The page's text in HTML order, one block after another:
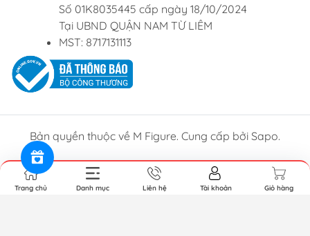
Số 01K8035445 cấp ngày 18/10/2024
Tại UBND QUẬN NAM TỪ LIÊM
MST: 8717131113
Bản quyền thuộc về M Figure. Cung cấp bởi Sapo.
Trang chủ Danh mục Liên hệ Tài khoản Giỏ hàng